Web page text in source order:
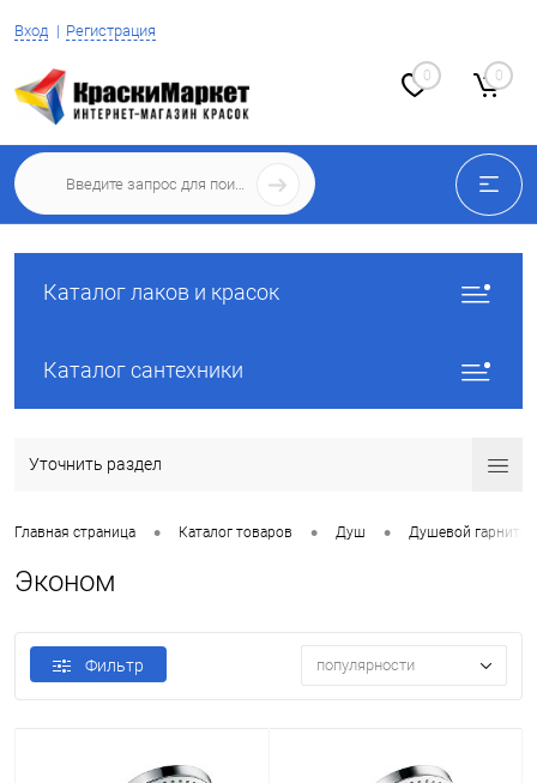
Вход Регистрация
0 0
Каталог лаков и красок
Каталог сантехники
Уточнить раздел
Главная страница • Каталог товаров • Душ • Душевой гарнитур
Эконом
Фильтр популярности